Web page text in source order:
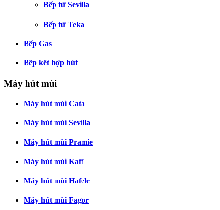
Bếp từ Sevilla
Bếp từ Teka
Bếp Gas
Bếp kết hợp hút
Máy hút mùi
Máy hút mùi Cata
Máy hút mùi Sevilla
Máy hút mùi Pramie
Máy hút mùi Kaff
Máy hút mùi Hafele
Máy hút mùi Fagor